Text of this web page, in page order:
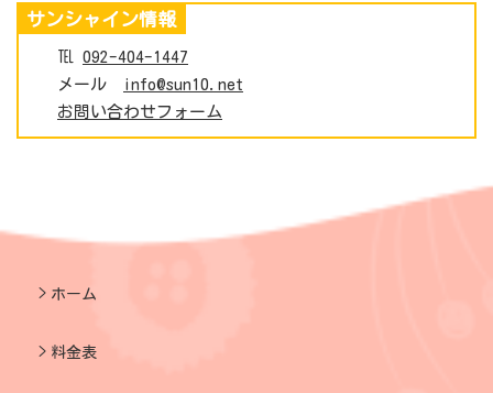
サンシャイン情報
℡ 092-404-1447
メール
info@sun10.net
お問い合わせフォーム
ホーム
料金表